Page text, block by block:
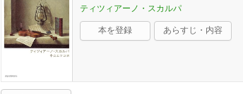
ティツィアーノ・スカルパ
本を登録 あらすじ・内容